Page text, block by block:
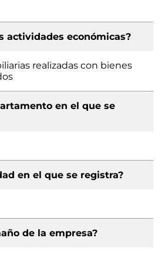
actividades económicas?
realizadas con bienes
en el que se
en el que se registra?
de la empresa?